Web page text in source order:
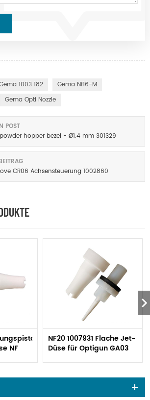
1003 182
Gema Nf16-M
Gema Opti Nozzle
POST
hopper bezel - Ø1.4 mm 301329
CR06 Achsensteuerung 1002860
NF
NF20 1007931 Flache Jet-
Düse für Optigun GA03